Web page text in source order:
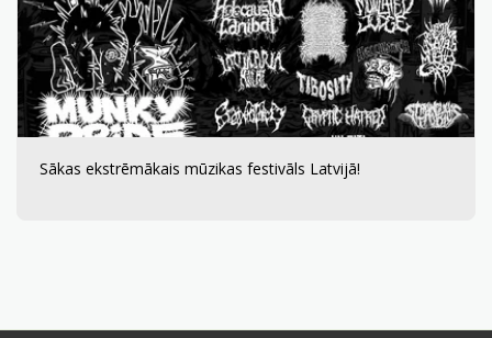
Sākas ekstrēmākais mūzikas festivāls Latvijā!